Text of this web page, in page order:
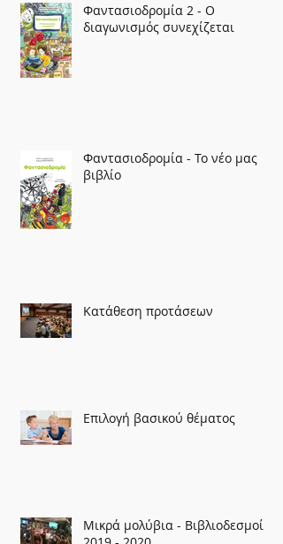
Φαντασιοδρομία 2 - Ο
διαγωνισμός συνεχίζεται
Φαντασιοδρομία - Το νέο μας
βιβλίο
Κατάθεση προτάσεων
Επιλογή βασικού θέματος
Μικρά μολύβια - Βιβλιοδεσμοί